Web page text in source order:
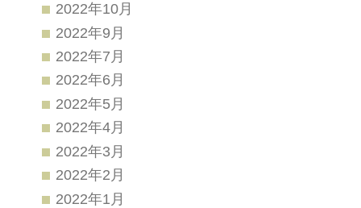
2022年10月
2022年9月
2022年7月
2022年6月
2022年5月
2022年4月
2022年3月
2022年2月
2022年1月